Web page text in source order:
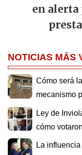
en alerta
NOTICIAS MÁS
Cómo será
mecanismo
Ley de
cómo
La